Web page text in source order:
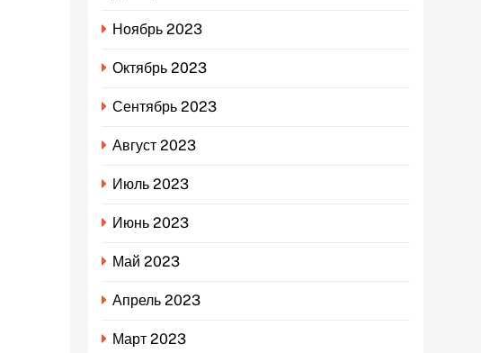
Ноябрь 2023
Октябрь 2023
Сентябрь 2023
Август 2023
Июль 2023
Июнь 2023
Май 2023
Апрель 2023
Март 2023